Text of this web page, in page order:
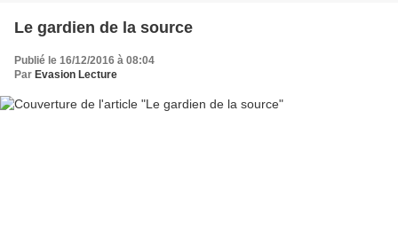
Le gardien de la source
Publié le 16/12/2016 à 08:04
Par Evasion Lecture